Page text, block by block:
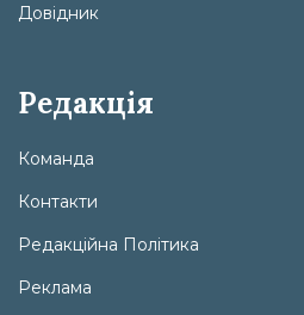
Довідник
Редакція
Команда
Контакти
Редакційна Політика
Реклама